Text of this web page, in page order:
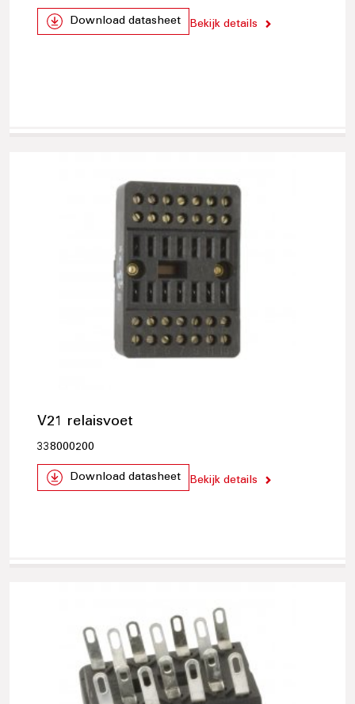
Download datasheet Bekijk details
V21 relaisvoet
338000200
Download datasheet Bekijk details